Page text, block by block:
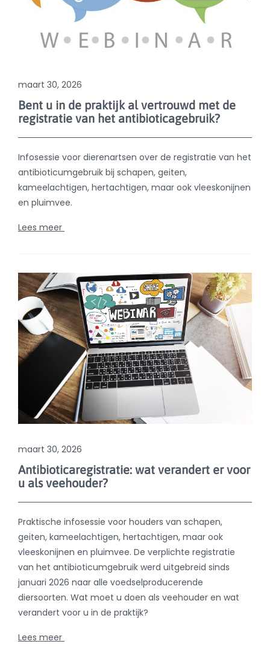
Infosessie voor dierenartsen over de registratie van het
antibioticumgebruik bij schapen, geiten,
Lees meer
maart 30, 2026
Antibioticaregistratie: wat verandert er voor
u als veehouder?
Praktische infosessie voor houders van schapen,
geiten, kameelachtigen, hertachtigen, maar ook
vleeskonijnen en pluimvee. De verplichte registratie
januari 2026 naar alle voedselproducerende
diersoorten. Wat moet u doen als veehouder en wat
verandert voor u in de praktijk?